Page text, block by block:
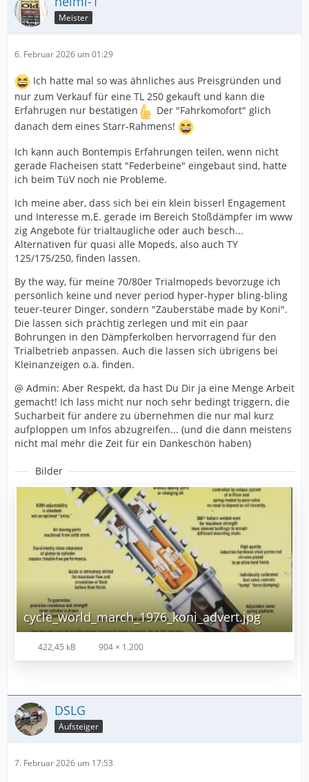
Meister
6. Februar 2026 um 01:29
Ich hatte mal so was ähnliches aus Preisgründen und
nur zum Verkauf für eine TL 250 gekauft und kann die
Erfahrugen nur bestätigen
Der "Fahrkomofort" glich
danach dem eines Starr-Rahmens!
Ich kann auch Bontempis Erfahrungen teilen, wenn nicht
gerade Flacheisen statt "Federbeine" eingebaut sind, hatte
ich beim TüV noch nie Probleme.
Ich meine aber, dass sich bei ein klein bisserl Engagement
und Interesse m.E. gerade im Bereich Stoßdämpfer im www
zig Angebote für trialtaugliche oder auch besch...
Alternativen für quasi alle Mopeds, also auch TY
125/175/250, finden lassen.
By the way, für meine 70/80er Trialmopeds bevorzuge ich
persönlich keine und never period hyper-hyper bling-bling
teuer-teurer Dinger, sondern "Zauberstäbe made by Koni".
Die lassen sich prächtig zerlegen und mit ein paar
Bohrungen in den Dämpferkolben hervorragend für den
Trialbetrieb anpassen. Auch die lassen sich übrigens bei
Kleinanzeigen o.ä. finden.
@ Admin: Aber Respekt, da hast Du Dir ja eine Menge Arbeit
gemacht! Ich lass micht nur noch sehr bedingt triggern, die
Sucharbeit für andere zu übernehmen die nur mal kurz
aufploppen um Infos abzugreifen... (und die dann meistens
nicht mal mehr die Zeit für ein Dankeschön haben)
Bilder
cycle_world_march_1976_koni_advert.jpg
422,45 kB 904 × 1.200
DSLG
Aufsteiger
7. Februar 2026 um 17:53